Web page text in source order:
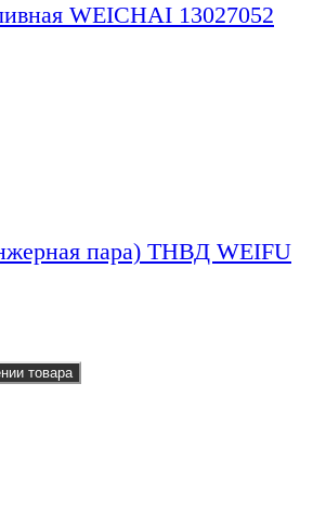
WEICHAI 13027052
пара) ТНВД WEIFU
товара